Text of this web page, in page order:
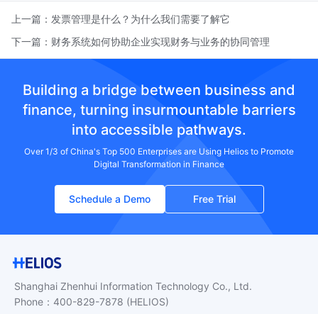
上一篇： 发票管理是什么？为什么我们需要了解它
下一篇： 财务系统如何协助企业实现财务与业务的协同管理
Building a bridge between business and
finance, turning insurmountable barriers
into accessible pathways.
Over 1/3 of China's Top 500 Enterprises are Using Helios to Promote
Digital Transformation in Finance
Schedule a Demo Free Trial
Shanghai Zhenhui Information Technology Co., Ltd.
Phone ： 400-829-7878 (HELIOS)